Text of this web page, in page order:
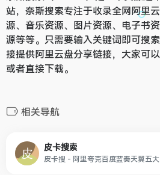
站，奈斯搜索专注于收录全网阿里
源、音乐资源、图片资源、电子书
源等等。只需要输入关键词即可搜
接提供阿里云盘分享链接，大家可
或者直接下载。
相关导航
皮卡搜索